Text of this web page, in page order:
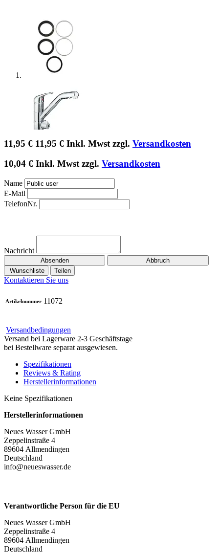
11,95 € 11,95€ Inkl. Mwst zzgl. Versandkosten
10,04 € Inkl. Mwst zzgl. Versandkosten
Name
E-Mail
TelefonNr.
Nachricht
Absenden
Abbruch
Wunschliste
Teilen
Kontaktieren Sie uns
Artikelnummer 11072
Versandbedingungen
Versand bei Lagerware 2-3 Geschäftstage
bei Bestellware separat ausgewiesen.
Spezifikationen
Reviews & Rating
Herstellerinformationen
Keine Spezifikationen
Herstellerinformationen
Neues Wasser GmbH
Zeppelinstraße 4
89604 Allmendingen
Deutschland
info@neueswasser.de
Verantwortliche Person für die EU
Neues Wasser GmbH
Zeppelinstraße 4
89604 Allmendingen
Deutschland